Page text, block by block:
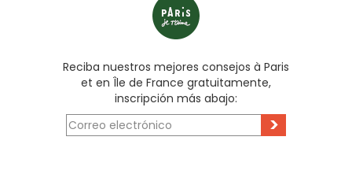
Reciba nuestros mejores consejos à Paris
et en Île de France gratuitamente,
inscripción más abajo:
>